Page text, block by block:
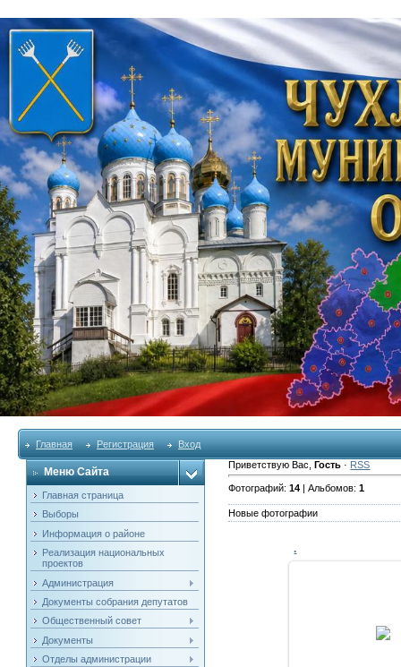
Главная Регистрация Вход
Меню Сайта
Главная страница
Выборы
Информация о районе
Реализация национальных
проектов
Администрация
Документы собрания депутатов
Общественный совет
Документы
Отделы администрации
Приветствую Вас ,Гость · RSS
Фотографий:14 | Альбомов:1
Новые фотографии
.